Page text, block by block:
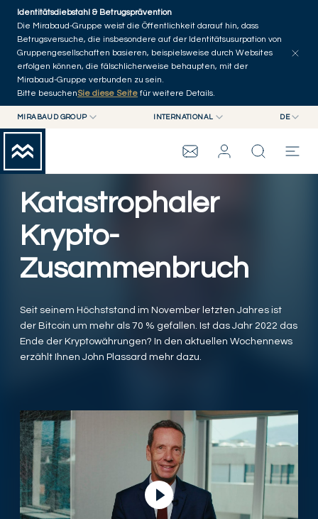
Skip to main content
Identitätsdiebstahl & Betrugsprävention
Die Mirabaud-Gruppe weist die Öffentlichkeit darauf hin, dass
Betrugsversuche, die insbesondere auf der Identitätsusurpation von
Gruppengesellschaften basieren, beispielsweise durch Websites
erfolgen können, die fälschlicherweise behaupten, mit der
Mirabaud-Gruppe verbunden zu sein.
Bitte besuchenSie diese Seite für weitere Details.
MIRABAUD GROUP
MIRABAUD ASSET MANAGEMENT
MIRABAUD INVESTMENTS
INTERNATIONAL
SCHWEIZ
DE
FR
DE
MIRABAUD-GRUPPE
THE VIEW
SERVICES
CONTEMPORARY ART
Startseite
Katastrophaler
Krypto-
Zusammenbruch
Seit seinem Höchststand im November letzten Jahres ist
der Bitcoin um mehr als 70 % gefallen. Ist das Jahr 2022 das
Ende der Kryptowährungen? In den aktuellen Wochennews
erzählt Ihnen John Plassard mehr dazu.
Video abspielen